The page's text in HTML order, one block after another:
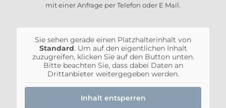
mit einer Anfrage per Telefon oder E Mail.
Sie sehen gerade einen Platzhalterinhalt von
Standard. Um auf den eigentlichen Inhalt
zuzugreifen, klicken Sie auf den Button unten.
Bitte beachten Sie, dass dabei Daten an
Drittanbieter weitergegeben werden.
Inhalt entsperren